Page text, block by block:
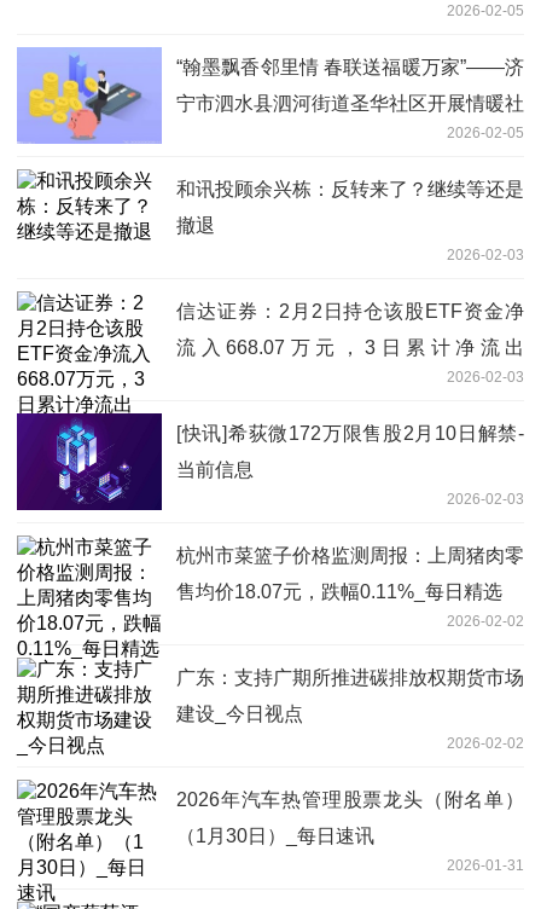
2026-02-05
“翰墨飘香邻里情 春联送福暖万家”——济
宁市泗水县泗河街道圣华社区开展情暖社
2026-02-05
和讯投顾余兴栋：反转来了？继续等还是
撤退
2026-02-03
信达证券：2月2日持仓该股ETF资金净
流入668.07万元，3日累计净流出
2026-02-03
[快讯]希荻微172万限售股2月10日解禁-
当前信息
2026-02-03
杭州市菜篮子价格监测周报：上周猪肉零
售均价18.07元，跌幅0.11%_每日精选
2026-02-02
广东：支持广期所推进碳排放权期货市场
建设_今日视点
2026-02-02
2026年汽车热管理股票龙头（附名单）
（1月30日）_每日速讯
2026-01-31